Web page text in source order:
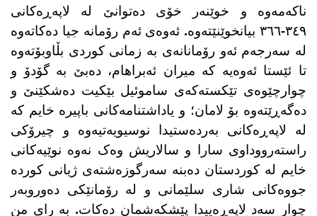
ناکەمەوە و خوێنەر خۆی دەتوانێ لە لاپەڕەکانی
٣٤٩-٣٦٦ بیانخوێنێتەوە. ئەوەی ئەم رۆمانە جیا دەکاتەوە
لە سەرجەم ئەو رۆمانانەی بە زمانی کوردی بڵاوبۆتەوە
تا ئێستا ئەوەیە کە میران ئەبراهام، دەبێ بە گۆدۆ و
چوارچێوەی تێکستەکەی ساموئیل بێکیت دەشکێنێ و
دەگەڕێتەوە بۆ لامان؛ و یاداشتنامەکانی باپیرە خایم کە
لە لاپەڕەکانی بەردەستیدا نوسیویەتیەوە و چیرۆکی
راستەرووداوی سارا و سالاریش وەک نەوە نوێیەکانی
خایم لە کوردستان دەبنە سەرگوزەشتەی ژیانی کوردە
جووەکانی شاری سلێمانی و لە رۆمانێکی دەوروبەر
چوار سەد لاپەڕەییدا پێشکەشمان دەکات. بە رای من